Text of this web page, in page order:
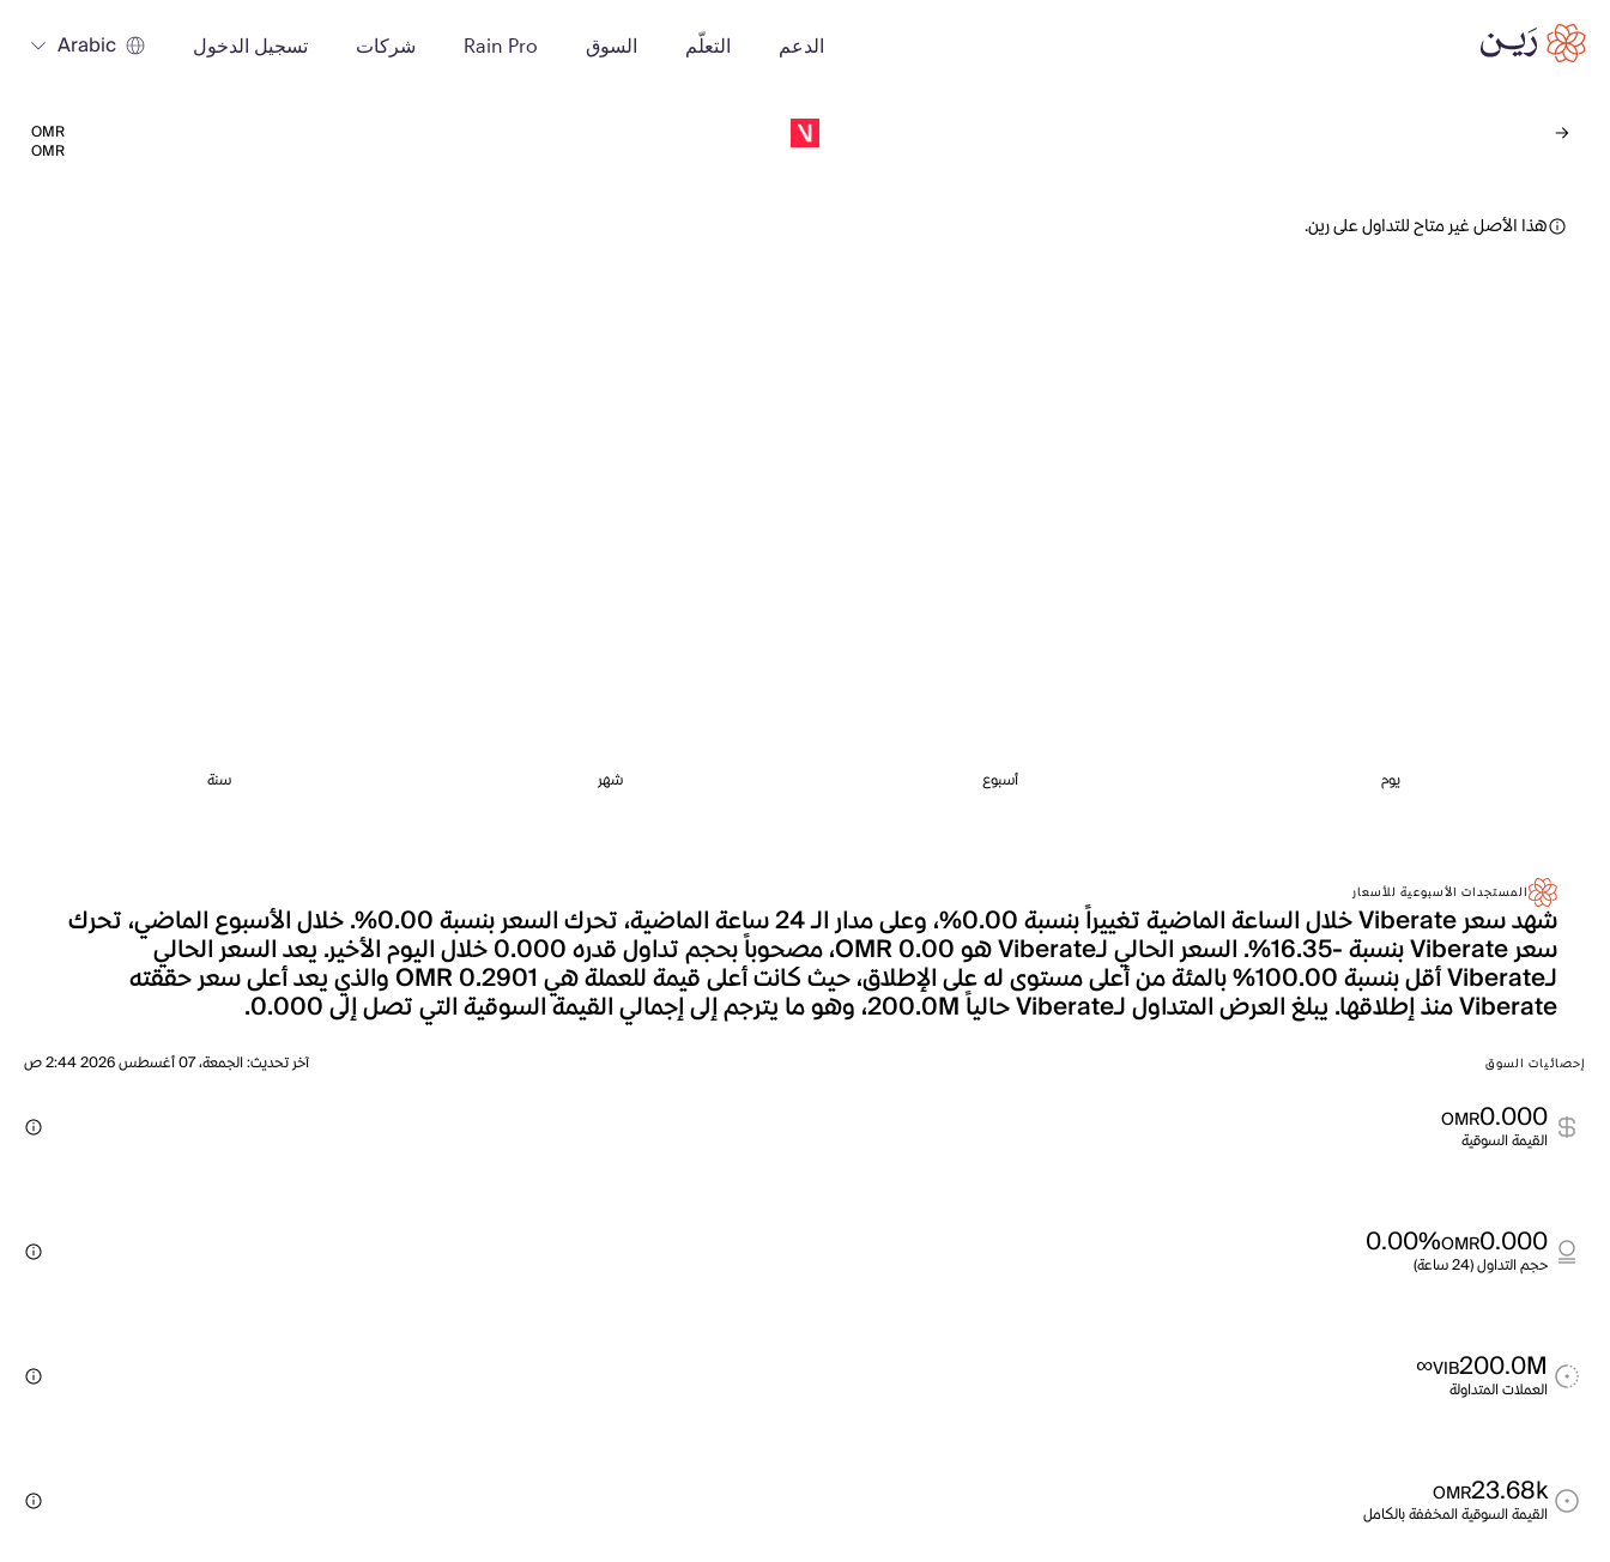
الدعم التعلّم السوق Rain Pro شركات تسجيل الدخول Arabic
OMR
OMR
هذا الأصل غير متاح للتداول على رين.
يوم أسبوع شهر سنة
المستجدات الأسبوعية للأسعار
شهد سعر Viberate خلال الساعة الماضية تغييراً بنسبة 0.00%، وعلى مدار الـ 24 ساعة الماضية، تحرك السعر بنسبة 0.00%. خلال الأسبوع الماضي، تحرك
سعر Viberate بنسبة -16.35%. السعر الحالي لـViberate هو OMR 0.00، مصحوباً بحجم تداول قدره 0.000 خلال اليوم الأخير. يعد السعر الحالي
لـViberate أقل بنسبة 100.00% بالمئة من أعلى مستوى له على الإطلاق، حيث كانت أعلى قيمة للعملة هي OMR 0.2901 والذي يعد أعلى سعر حققته
Viberate منذ إطلاقها. يبلغ العرض المتداول لـViberate حالياً 200.0M، وهو ما يترجم إلى إجمالي القيمة السوقية التي تصل إلى 0.000.
إحصائيات السوق آخر تحديث:الجمعة، 07 أغسطس 2026 2:44 ص
0.000
OMR
القيمة السوقية
0.000
OMR
0.00%
حجم التداول (24 ساعة)
200.0M
VIB
∞
العملات المتداولة
23.68k
OMR
القيمة السوقية المخففة بالكامل